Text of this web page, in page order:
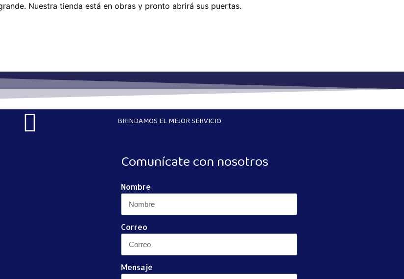
Nuestra tienda está en obras y pronto abrirá sus puertas.
BRINDAMOS EL MEJOR SERVICIO
Comunícate con nosotros
Nombre
Correo
Mensaje